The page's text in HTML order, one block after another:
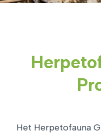
Het Herpetofauna